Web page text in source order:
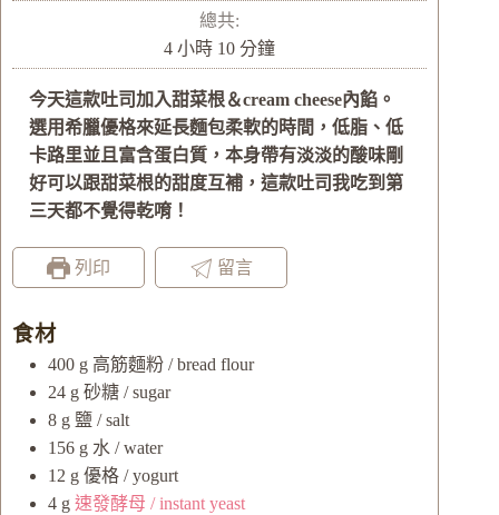
時
總共:
4小
時
小時 10分
鐘
分鐘
今天這款吐司加入甜菜根＆cream cheese內餡。
選用希臘優格來延長麵包柔軟的時間，低脂、低
卡路里並且富含蛋白質，本身帶有淡淡的酸味剛
好可以跟甜菜根的甜度互補，這款吐司我吃到第
三天都不覺得乾唷！
列印 留言
食材
400 g 高筋麵粉 / bread flour
24 g 砂糖 / sugar
8 g 鹽 / salt
156 g 水 / water
12 g 優格 / yogurt
4 g 速發酵母 / instant yeast